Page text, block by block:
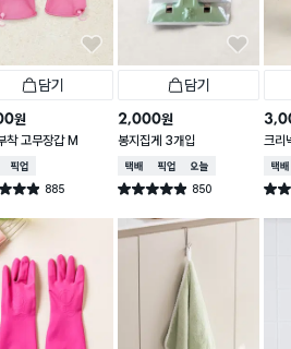
담기
원
착 고무장갑 M
송매장픽업
점 885
건 작성
담기
2,000원
봉지집게 3개입
택배배송매장픽업오늘배송
별점 4.9점 850
건 작성
크리
주
택배
별점